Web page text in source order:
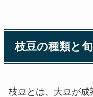
枝豆の種類と
枝豆 とは、大豆が